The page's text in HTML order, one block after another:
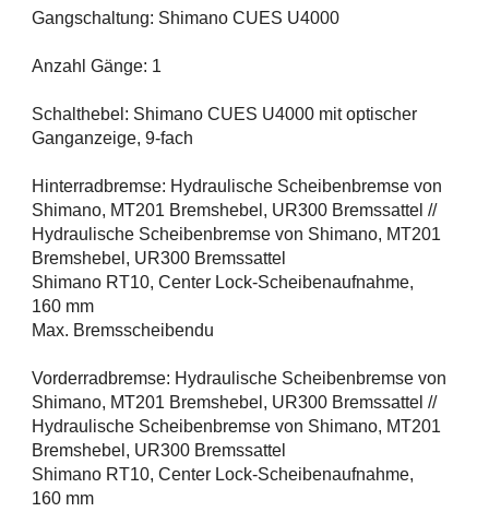
Gangschaltung: Shimano CUES U4000
Anzahl Gänge: 1
Schalthebel: Shimano CUES U4000 mit optischer
Ganganzeige, 9-fach
Hinterradbremse: Hydraulische Scheibenbremse von
Shimano, MT201 Bremshebel, UR300 Bremssattel //
Hydraulische Scheibenbremse von Shimano, MT201
Bremshebel, UR300 Bremssattel
Shimano RT10, Center Lock-Scheibenaufnahme,
160 mm
Max. Bremsscheibendu
Vorderradbremse: Hydraulische Scheibenbremse von
Shimano, MT201 Bremshebel, UR300 Bremssattel //
Hydraulische Scheibenbremse von Shimano, MT201
Bremshebel, UR300 Bremssattel
Shimano RT10, Center Lock-Scheibenaufnahme,
160 mm